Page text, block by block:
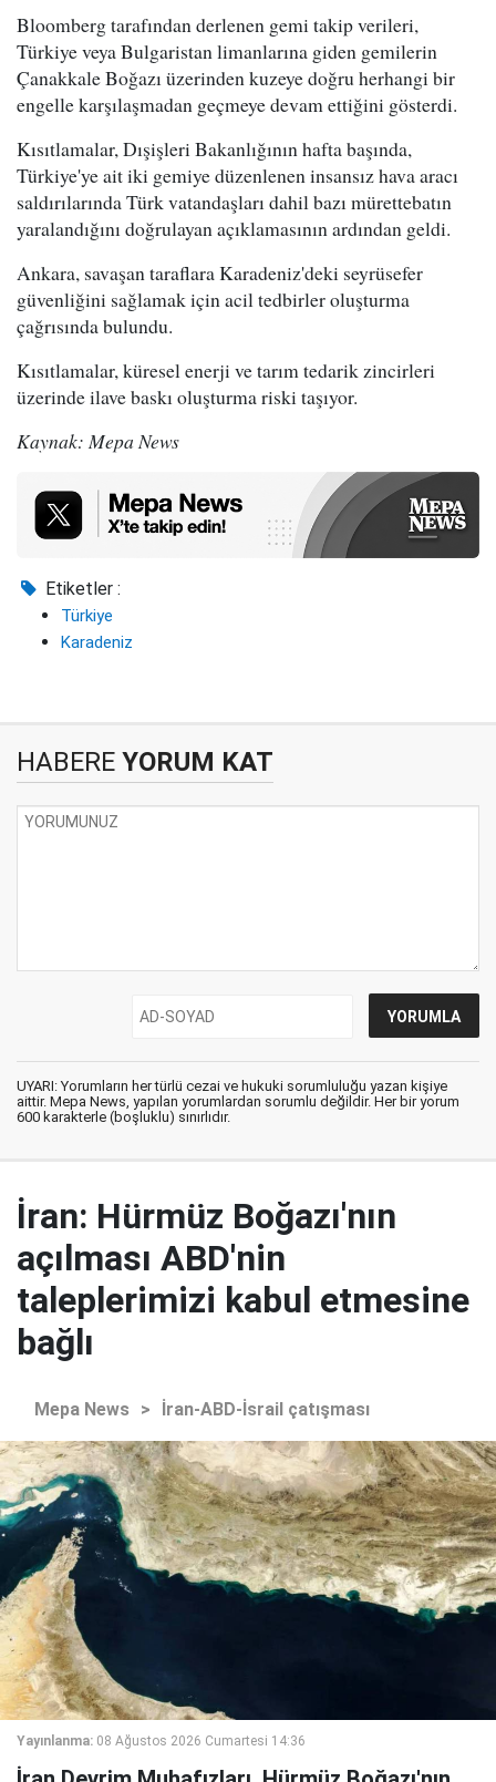
Bloomberg tarafından derlenen gemi takip verileri,
Türkiye veya Bulgaristan limanlarına giden gemilerin
Çanakkale Boğazı üzerinden kuzeye doğru herhangi bir
engelle karşılaşmadan geçmeye devam ettiğini gösterdi.
Kısıtlamalar, Dışişleri Bakanlığının hafta başında,
Türkiye'ye ait iki gemiye düzenlenen insansız hava aracı
saldırılarında Türk vatandaşları dahil bazı mürettebatın
yaralandığını doğrulayan açıklamasının ardından geldi.
Ankara, savaşan taraflara Karadeniz'deki seyrüsefer
güvenliğini sağlamak için acil tedbirler oluşturma
çağrısında bulundu.
Kısıtlamalar, küresel enerji ve tarım tedarik zincirleri
üzerinde ilave baskı oluşturma riski taşıyor.
Kaynak: Mepa News
Etiketler :
Türkiye
Karadeniz
HABERE YORUM KAT
UYARI: Yorumların her türlü cezai ve hukuki sorumluluğu yazan kişiye
aittir. Mepa News, yapılan yorumlardan sorumlu değildir. Her bir yorum
600 karakterle (boşluklu) sınırlıdır.
İran: Hürmüz Boğazı'nın
açılması ABD'nin
taleplerimizi kabul etmesine
bağlı
Mepa News > İran-ABD-İsrail çatışması
Yayınlanma: 08 Ağustos 2026 Cumartesi 14:36